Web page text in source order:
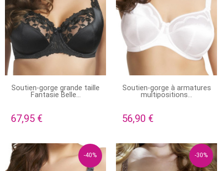
STOCK ÉPUISÉ
Soutien-gorge grande taille
Fantasie Belle...
67,95 €
PRODUIT DISPONIBLE AVEC
D'AUTRES OPTIONS
Soutien-gorge à armatures
multipositions...
56,90 €
-40% -30%